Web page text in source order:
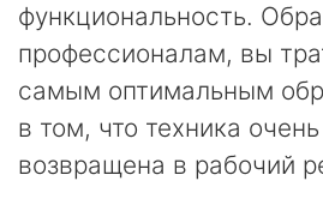
функциональность.
профессионалам, вы
самым оптимальным
в том, что техника
возвращена в рабочий